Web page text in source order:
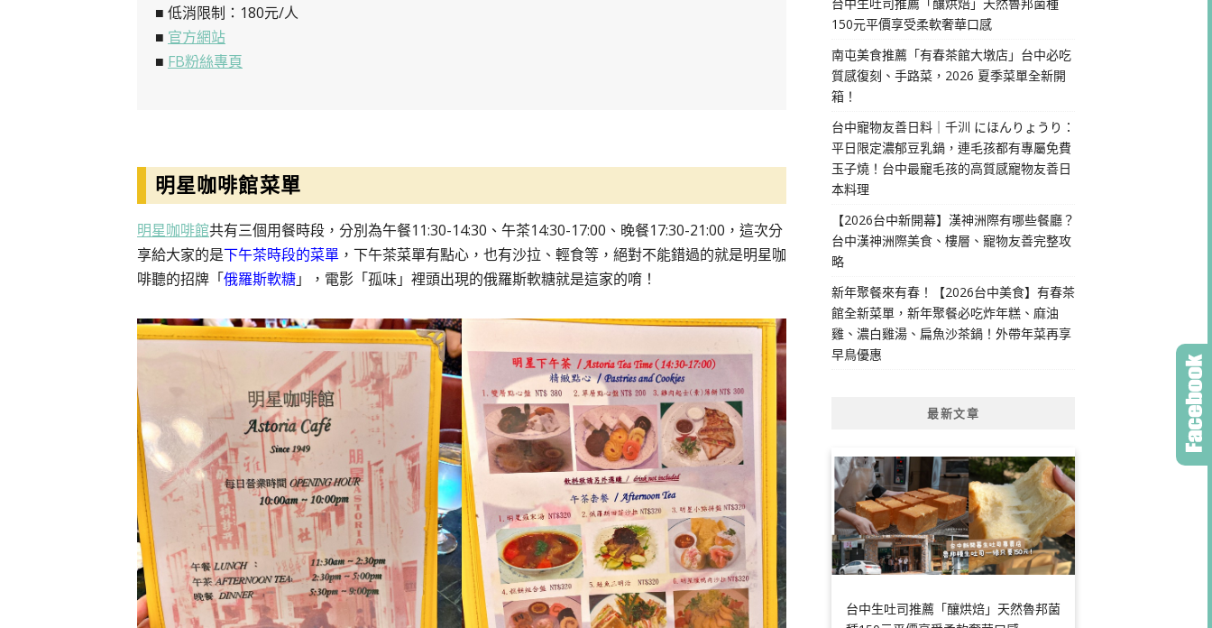
■ 低消限制：180元/人
■ 官方網站
■ FB粉絲專頁
明星咖啡館菜單
明星咖啡館共有三個用餐時段，分別為午餐11:30-14:30、午茶14:30-17:00、晚餐17:30-21:00，這次分
享給大家的是下午茶時段的菜單 ，下午茶菜單有點心，也有沙拉、輕食等，絕對不能錯過的就是明星咖
啡聽的招牌「俄羅斯軟糖」，電影「孤味」裡頭出現的俄羅斯軟糖就是這家的唷！
150元平價享受柔軟奢華口感
南屯美食推薦「有春茶館大墩店」台中必吃
質感復刻、手路菜，2026 夏季菜單全新開
箱！
台中寵物友善日料｜千汌 にほんりょうり：
平日限定濃郁豆乳鍋，連毛孩都有專屬免費
玉子燒！台中最寵毛孩的高質感寵物友善日
本料理
【2026台中新開幕】漢神洲際有哪些餐廳？
台中漢神洲際美食、樓層、寵物友善完整攻
略
新年聚餐來有春！【2026台中美食】有春茶
館全新菜單，新年聚餐必吃炸年糕、麻油
雞、濃白雞湯、扁魚沙茶鍋！外帶年菜再享
早鳥優惠
最新文章
台中生吐司推薦「釀烘焙」天然魯邦菌